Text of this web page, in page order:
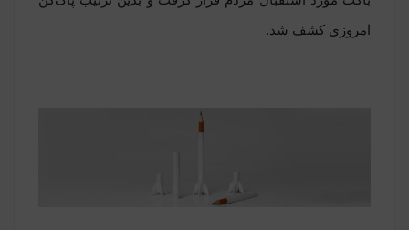
امروزی کشف شد.